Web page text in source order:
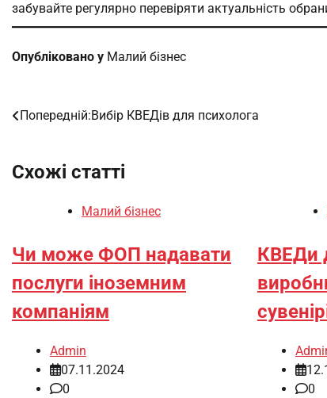
забувайте регулярно перевіряти актуальність
Опубліковано у Малий бізнес
Навігація
Попередній:Вибір КВЕДів для психолога
Схожі статті
Малий бізнес
Чи може ФОП надавати
послуги іноземним
компаніям
Admin
07.11.2024
0
КВЕДи
0